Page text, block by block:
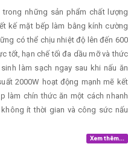
những sản phẩm chất lượng
kế mặt bếp làm bằng kính cường
có thể chịu nhiệt độ lên đến 600
tốt, hạn chế tối đa dầu mỡ và thức
làm sạch ngay sau khi nấu ăn
2000W hoạt động mạnh mẽ kết
làm chín thức ăn một cách nhanh
ít thời gian và công sức nấu
Xem thêm...